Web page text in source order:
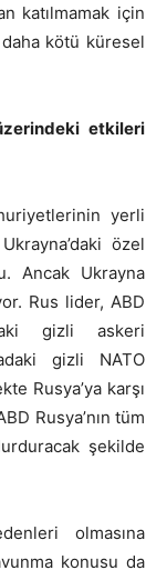
katılmamak için
kötü küresel
etkileri
yerli
özel
Ancak Ukrayna
Rus lider, ABD
gizli askeri
gizli NATO
Rusya’ya karşı
Rusya’nın tüm
şekilde
olmasına
konusu da